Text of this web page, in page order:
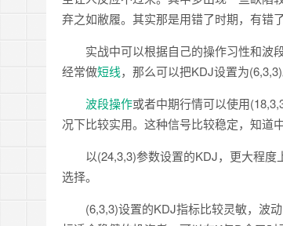
弃之如敝履。其实那是用错了时期，有错了
实战中可以根据自己的操作习性和波段
经常做短线，那么可以把KDJ设置为
波段操作或者中期行情可以使用
况下比较实用。这种信号比较稳定，知道中
以(24,3,3)参数设置的KDJ，更大程度
选择。
(6,3,3)设置的KDJ指标比较灵敏，波动